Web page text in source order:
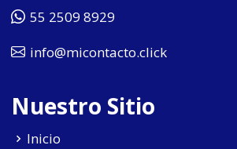
55 2509 8929
info@micontacto.click
Nuestro Sitio
Inicio